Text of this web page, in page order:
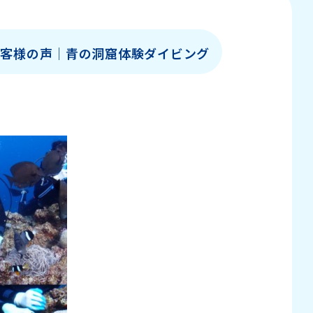
様の声│青の洞窟体験ダイビング